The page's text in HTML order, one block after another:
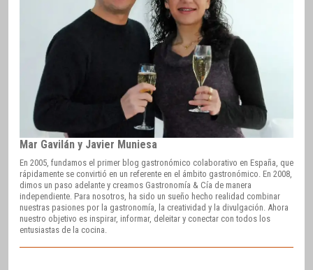
Mar Gavilán y Javier Muniesa
En 2005, fundamos el primer blog gastronómico colaborativo en España, que
rápidamente se convirtió en un referente en el ámbito gastronómico. En 2008,
dimos un paso adelante y creamos Gastronomía & Cía de manera
independiente. Para nosotros, ha sido un sueño hecho realidad combinar
nuestras pasiones por la gastronomía, la creatividad y la divulgación. Ahora
nuestro objetivo es inspirar, informar, deleitar y conectar con todos los
entusiastas de la cocina.